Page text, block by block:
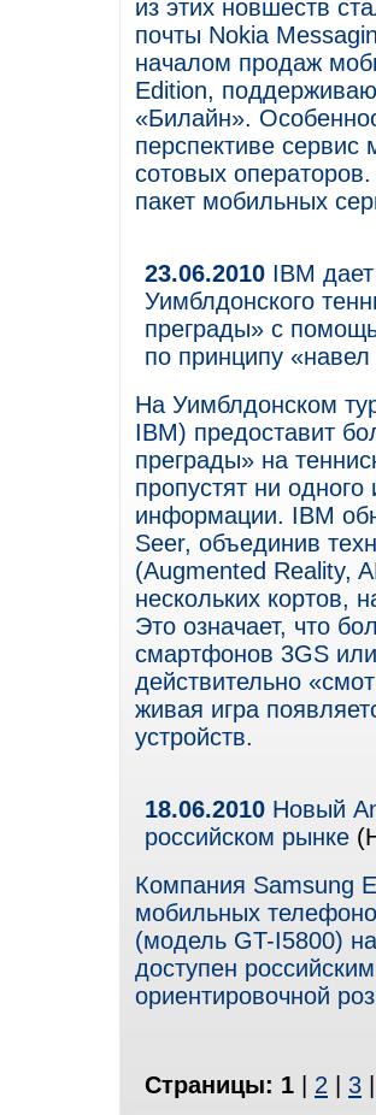
из этих новшеств
почты Nokia
началом продаж
Edition,
«Билайн».
перспективе
сотовых
пакет мобильных
23.06.2010 IBM
Уимблдонского
преграды» с
по принципу
На Уимблдонском
IBM) предоставит
преграды» на
пропустят ни
информации. IBM
Seer, объединив
(Augmented Reality,
нескольких кортов,
Это означает, что
смартфонов 3GS
действительно
живая игра
устройств.
18.06.2010 Новый
российском рынке
Компания Samsung
мобильных
(модель GT-I5800)
доступен
ориентировочной
Страницы: 1 2 3